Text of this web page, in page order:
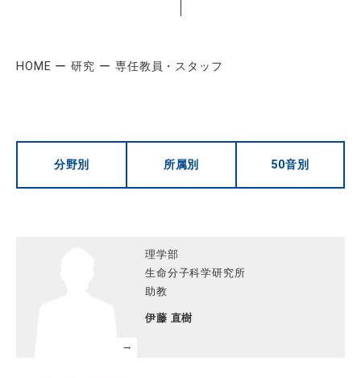
HOME 研究 専任教員・スタッフ
分野別 所属別 50音別
理学部
生命分子科学研究所
助教
伊藤 直樹